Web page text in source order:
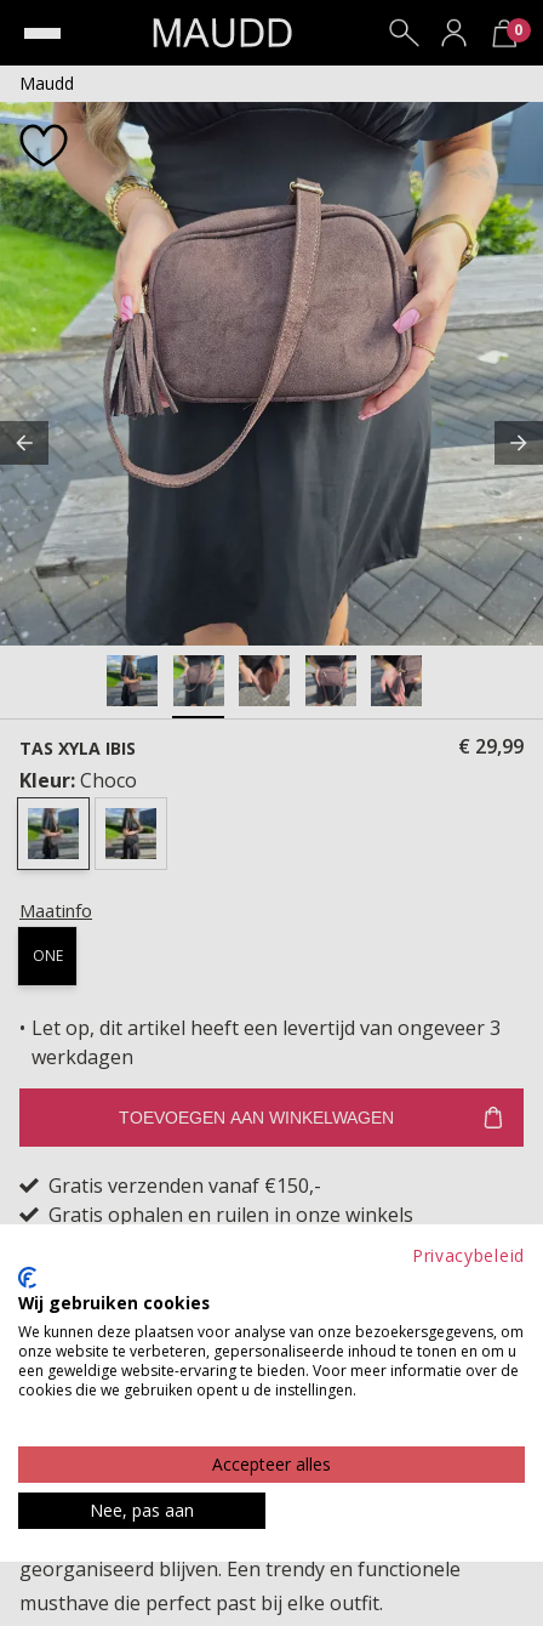
0
Maudd
TAS XYLA IBIS
€ 29,99
Kleur:Choco
Maatinfo
ONE
Let op, dit artikel heeft een levertijd van ongeveer 3
werkdagen
TOEVOEGEN AAN WINKELWAGEN
Gratis verzenden vanaf €150,-
Gratis ophalen en ruilen in onze winkels
Suedine look kleine tas met een zachte, stijlvolle
uitstraling en een speels kwastdetail aan de rits. Het
compacte ontwerp is verrassend praktisch dankzij de
opbergen. Ook aan de achterkant bevindt zich een
extra vakje voor snelle toegang. Alles is netjes
afsluitbaar met ritsen, waardoor je spullen veilig en
georganiseerd blijven. Een trendy en functionele
musthave die perfect past bij elke outfit.
Privacybeleid
Wij gebruiken cookies
We kunnen deze plaatsen voor analyse van onze bezoekersgegevens, om
onze website te verbeteren, gepersonaliseerde inhoud te tonen en om u
een geweldige website-ervaring te bieden. Voor meer informatie over de
cookies die we gebruiken opent u de instellingen.
Accepteer alles
Nee, pas aan